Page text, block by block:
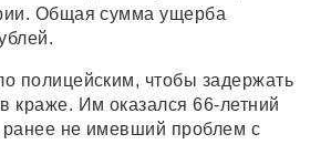
Общая сумма ущерба
полицейским, чтобы задержать
краже. Им оказался 66-летний
не имевший проблем с